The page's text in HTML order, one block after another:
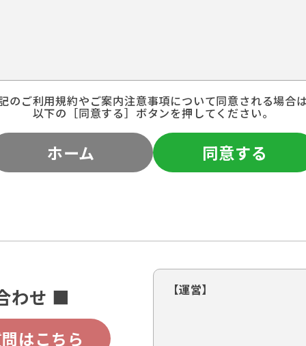
のご利用規約やご案内注意事項について同意される場合
以下の［同意する］ボタンを押してください。
ホーム 同意する
わせ ■
はこちら
【運営】